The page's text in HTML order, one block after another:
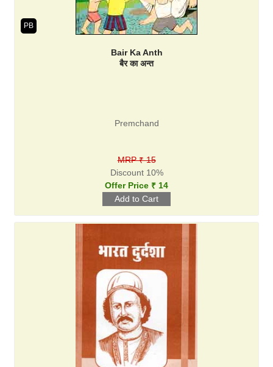
PB
Bair Ka Anth
बैर का अन्त
Premchand
MRP ₹ 15
Discount 10%
Offer Price ₹ 14